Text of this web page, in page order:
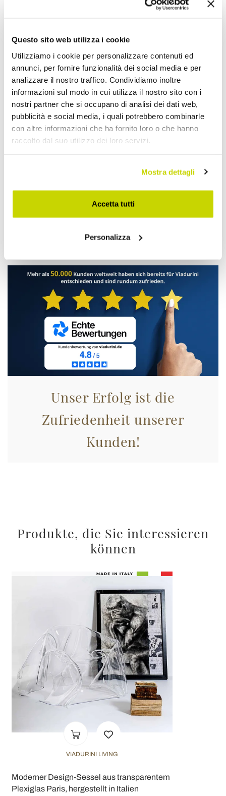
Questo sito web utilizza i cookie
Utilizziamo i cookie per personalizzare contenuti ed
annunci, per fornire funzionalità dei social media e per
analizzare il nostro traffico. Condividiamo inoltre
informazioni sul modo in cui utilizza il nostro sito con i
nostri partner che si occupano di analisi dei dati web,
pubblicità e social media, i quali potrebbero combinarle
con altre informazioni che ha fornito loro o che hanno
raccolto dal suo utilizzo dei loro servizi.
Mostra dettagli
Accetta tutti
Personalizza
Nur für kurze Zeit! Jetzt
zugreifen!
Unser Erfolg ist die
Zufriedenheit unserer
Kunden!
Produkte, die Sie interessieren
können
VIADURINI LIVING
Moderner Design-Sessel aus transparentem
Plexiglas Paris, hergestellt in Italien